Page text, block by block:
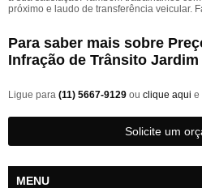
próximo e laudo de transferência veicular.
Para saber mais sobre
Infração de Trânsito
Ligue para (11) 5667-9129 ou clique aqui e
Solicite um
MENU